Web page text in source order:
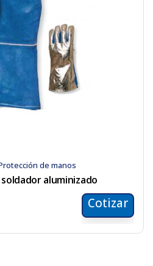
de manos
aluminizado
Cotizar